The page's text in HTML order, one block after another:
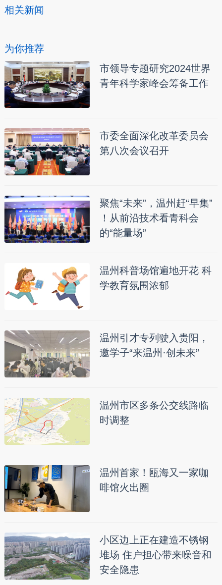
相关新闻
为你推荐
市领导专题研究2024世界
青年科学家峰会筹备工作
市委全面深化改革委员会
第八次会议召开
聚焦“未来”，温州赶“早集”
！从前沿技术看青科会
的“能量场”
温州科普场馆遍地开花 科
学教育氛围浓郁
温州引才专列驶入贵阳，
邀学子“来温州·创未来”
温州市区多条公交线路临
时调整
温州首家！瓯海又一家咖
啡馆火出圈
小区边上正在建造不锈钢
堆场 住户担心带来噪音和
安全隐患